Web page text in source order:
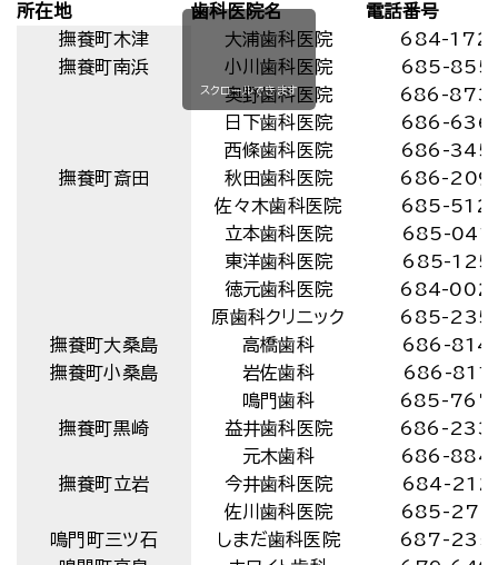
所在地 歯科医院名
電話番号
撫養町木津
大浦歯科医院
684-
撫養町南浜
小川歯科医院
685-
奥野歯科医院
686-
日下歯科医院
686-
西條歯科医院
686-
撫養町斎田
秋田歯科医院
686-
佐々木歯科医院
685-
立本歯科医院
685-
東洋歯科医院
685-
徳元歯科医院
684-
原歯科クリニック
685-
撫養町大桑島
高橋歯科
686-
撫養町小桑島
岩佐歯科
686-
鳴門歯科
685-
撫養町黒崎
益井歯科医院
686-
元木歯科
686-
撫養町立岩
今井歯科医院
684-
佐川歯科医院
685-
鳴門町三ツ石
しまだ歯科医院
687-
スクロールできます